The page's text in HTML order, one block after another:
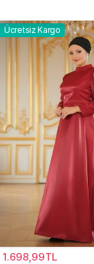
Ücretsiz Kargo
1.698,99TL